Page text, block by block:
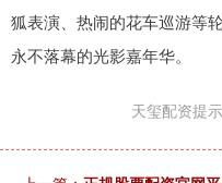
狐表演、热闹的花车巡游等
永不落幕的光影嘉年华。
天玺配资提